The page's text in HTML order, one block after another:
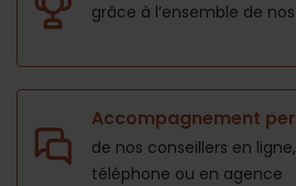
grâce à l’ensemble de nos
Accompagnement
de nos conseillers en ligne,
téléphone ou en agence